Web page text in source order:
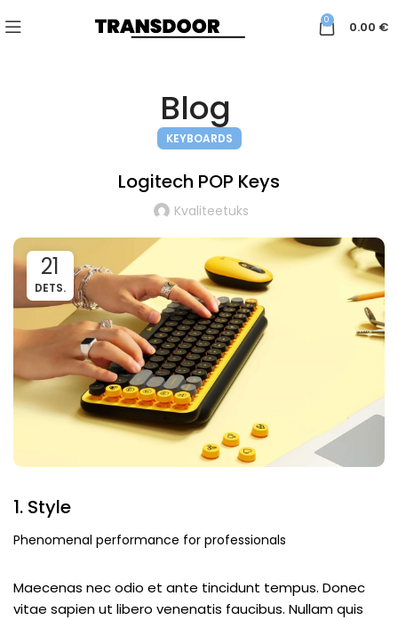
0 0.00 €
Blog
KEYBOARDS
Logitech POP Keys
Kvaliteetuks
21
DETS.
1. Style
Phenomenal performance for professionals
Maecenas nec odio et ante tincidunt tempus. Donec
vitae sapien ut libero venenatis faucibus. Nullam quis